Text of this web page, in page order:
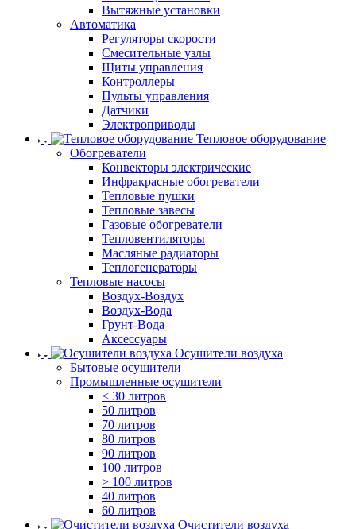
Вытяжные установки
Автоматика
Регуляторы скорости
Смесительные узлы
Щиты управления
Контроллеры
Пульты управления
Датчики
Электроприводы
Тепловое оборудование
Обогреватели
Конвекторы электрические
Инфракрасные обогреватели
Тепловые пушки
Тепловые завесы
Газовые обогреватели
Тепловентиляторы
Масляные радиаторы
Теплогенераторы
Тепловые насосы
Воздух-Воздух
Воздух-Вода
Грунт-Вода
Аксессуары
Осушители воздуха
Бытовые осушители
Промышленные осушители
< 30 литров
50 литров
70 литров
80 литров
90 литров
100 литров
> 100 литров
40 литров
60 литров
Очистители воздуха